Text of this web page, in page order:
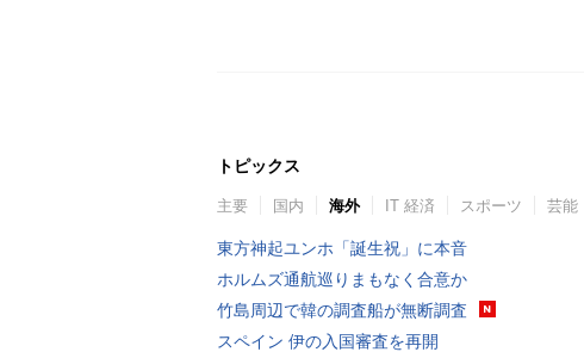
トピックス
主要 国内 海外 IT 経済 スポーツ 芸能
東方神起ユンホ「誕生祝」に本音
ホルムズ通航巡りまもなく合意か
竹島周辺で韓の調査船が無断調査
スペイン 伊の入国審査を再開